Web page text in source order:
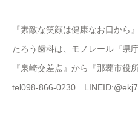
『素敵な笑顔は健康なお口から』
たろう歯科は、モノレール『県
『泉崎交差点』から『那覇市役
tel098-866-0230